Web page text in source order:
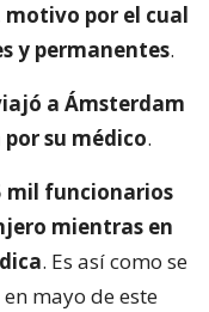
motivo por el cual
y permanentes.
a Ámsterdam
su médico.
mil funcionarios
mientras en
. Es así como se
mayo de este